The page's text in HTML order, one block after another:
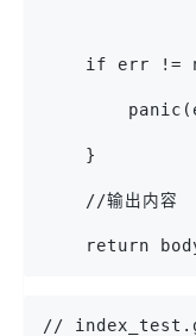
if err !=
    }
    //输出内容
return
//